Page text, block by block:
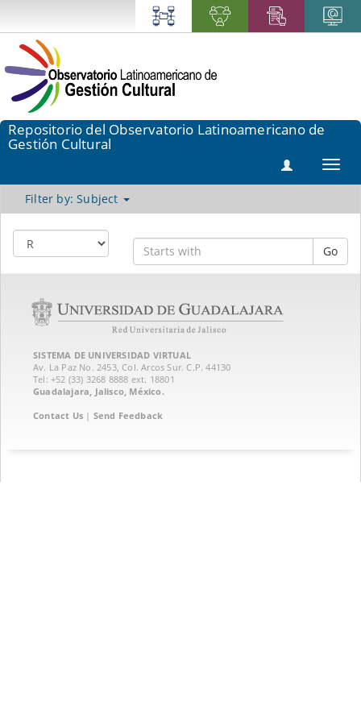
Repositorio del Observatorio Latinoamericano de
Gestión Cultural
Filter by: Subject
Go
SISTEMA DE UNIVERSIDAD VIRTUAL
Av. La Paz No. 2453, Col. Arcos Sur. C.P. 44130
Tel: +52 (33) 3268 8888‏ ext. 18801
Guadalajara, Jalisco, México.
Contact Us | Send Feedback